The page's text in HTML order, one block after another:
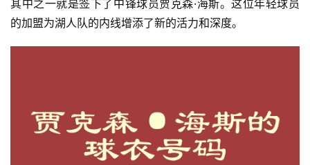
其中之一就是签下了中锋球员贾克森·海斯。这位年轻球员
的加盟为湖人队的内线增添了新的活力和深度。